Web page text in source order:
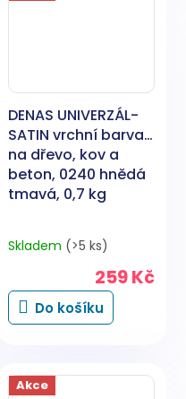
DENAS UNIVERZÁL-
SATIN vrchní barva
na dřevo, kov a
beton, 0240 hnědá
tmavá, 0,7 kg
Skladem (>5 ks)
259 Kč
Do košíku
Akce